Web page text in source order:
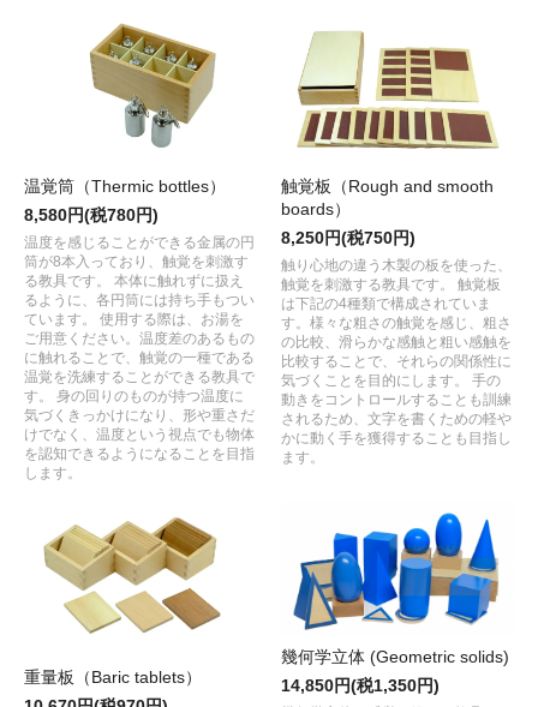
温覚筒（Thermic bottles）
8,580円(税780円)
温度を感じることができる金属の円
筒が8本入っており、触覚を刺激す
る教具です。 本体に触れずに扱え
るように、各円筒には持ち手もつい
ています。 使用する際は、お湯を
ご用意ください。温度差のあるもの
に触れることで、触覚の一種である
温覚を洗練することができる教具で
す。 身の回りのものが持つ温度に
気づくきっかけになり、形や重さだ
けでなく、温度という視点でも物体
を認知できるようになることを目指
します。
触覚板（Rough and smooth
boards）
8,250円(税750円)
触り心地の違う木製の板を使った、
触覚を刺激する教具です。 触覚板
は下記の4種類で構成されていま
す。様々な粗さの触覚を感じ、粗さ
の比較、滑らかな感触と粗い感触を
比較することで、それらの関係性に
気づくことを目的にします。 手の
動きをコントロールすることも訓練
されるため、文字を書くための軽や
かに動く手を獲得することも目指し
ます。
重量板（Baric tablets）
幾何学立体 (Geometric solids)
14,850円(税1,350円)